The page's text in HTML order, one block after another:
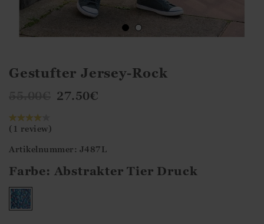
Gestufter Jersey-Rock
27.50€
(1 review)
Artikelnummer: J487L
Farbe: Abstrakter Tier Druck